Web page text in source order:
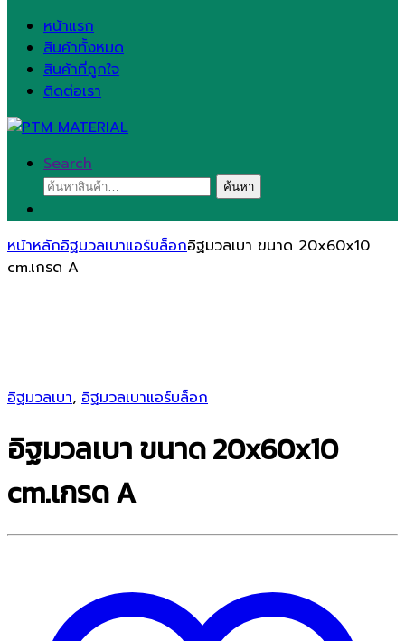
หน้าแรก
สินค้าทั้งหมด
สินค้าที่ถูกใจ
ติดต่อเรา
Search
ค้นหา:
ค้นหา
หน้าหลักอิฐมวลเบาแอร์บล็อกอิฐมวลเบา ขนาด 20x60x10
cm.เกรด A
อิฐมวลเบา, อิฐมวลเบาแอร์บล็อก
อิฐมวลเบา ขนาด 20x60x10
cm.เกรด A